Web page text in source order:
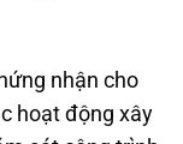
nhận cho
hoạt động xây